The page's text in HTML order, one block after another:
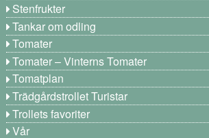
Stenfrukter
Tankar om odling
Tomater
Tomater – Vinterns Tomater
Tomatplan
Trädgårdstrollet Turistar
Trollets favoriter
Vår